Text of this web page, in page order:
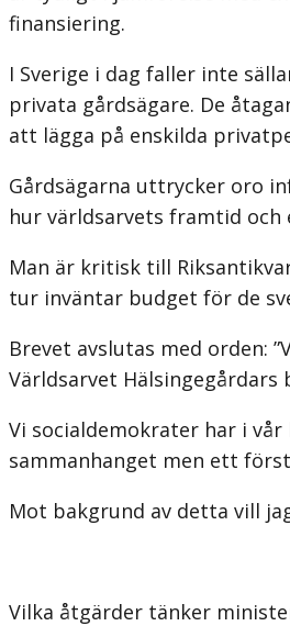
finansiering.
I Sverige i dag faller inte
privata gårdsägare. De
att lägga på enskilda
Gårdsägarna uttrycker oro
hur världsarvets framtid och
Man är kritisk till
tur inväntar budget för de
Brevet avslutas med orden:
Världsarvet
Vi socialdemokrater har i
sammanhanget men ett
Mot bakgrund av detta vill
Vilka åtgärder tänker